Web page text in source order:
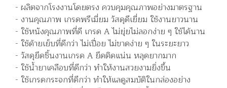
- ผลิตจากโรงงานโดยตรง ควบคุมคุณภาพอย่างมาตรฐาน
- งานคุณภาพ เกรดพรีเมี่ยม วัสดุดีเยี่ยม ใช้งานยาวนาน
- ใช้หนังคุณภาพที่ดี เกรด A ไม่ยุ่ยไม่ลอกง่าย ๆ ใช้ได้นาน
- ใช้ด้ายเย็บที่ดีกว่า ไม่เปื่อย ไม่ขาดง่าย ๆ ในระยะยาว
- วัสดุยึดชิ้นงานเกรด A ยึดติดแน่น หลุดยากมาก
- ใช้น้ำยาเคลือบที่ดีกว่า ทำให้งานสวยงามยิ่งขึ้น
- ใช้เกรดกระจกที่ดีกว่า ทำให้แลดูสมบัติในกล่องอย่าง